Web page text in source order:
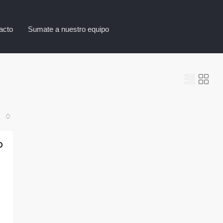
Sumate a nuestro equipo